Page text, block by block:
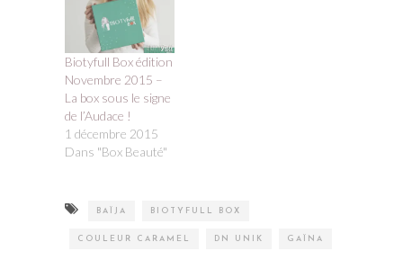
Biotyfull Box édition
Novembre 2015 –
La box sous le signe
de l’Audace !
1 décembre 2015
Dans "Box Beauté"
BAÏJA BIOTYFULL BOX
COULEUR CARAMEL DN UNIK GAÏNA